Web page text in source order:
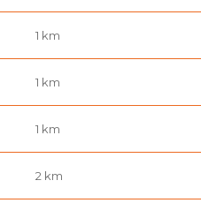
1 km
1 km
1 km
2 km